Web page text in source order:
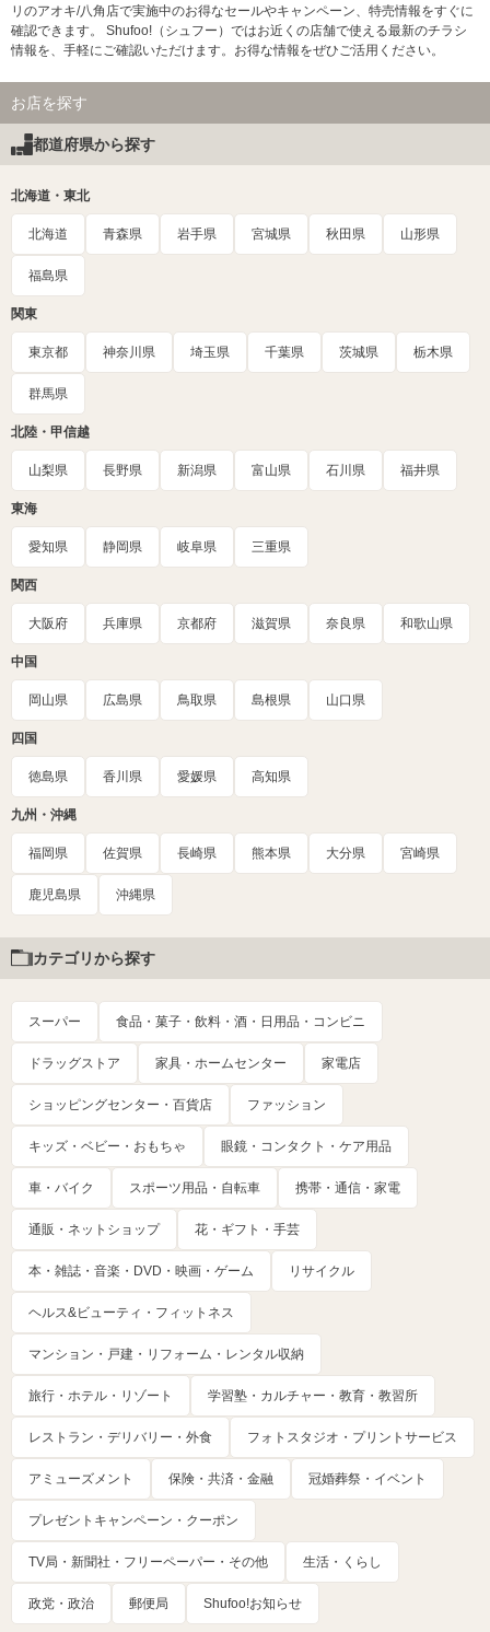
リのアオキ/八角店で実施中のお得なセールやキャンペーン、特売情報をすぐに
確認できます。 Shufoo!（シュフー）ではお近くの店舗で使える最新のチラシ
情報を、手軽にご確認いただけます。お得な情報をぜひご活用ください。
お店を探す
都道府県から探す
北海道・東北
北海道 青森県 岩手県 宮城県 秋田県 山形県
福島県
関東
東京都 神奈川県 埼玉県 千葉県 茨城県 栃木県
群馬県
北陸・甲信越
山梨県 長野県 新潟県 富山県 石川県 福井県
東海
愛知県 静岡県 岐阜県 三重県
関西
大阪府 兵庫県 京都府 滋賀県 奈良県 和歌山県
中国
岡山県 広島県 鳥取県 島根県 山口県
四国
徳島県 香川県 愛媛県 高知県
九州・沖縄
福岡県 佐賀県 長崎県 熊本県 大分県 宮崎県
鹿児島県 沖縄県
カテゴリから探す
スーパー 食品・菓子・飲料・酒・日用品・コンビニ
ドラッグストア 家具・ホームセンター 家電店
ショッピングセンター・百貨店 ファッション
キッズ・ベビー・おもちゃ 眼鏡・コンタクト・ケア用品
車・バイク スポーツ用品・自転車 携帯・通信・家電
通販・ネットショップ 花・ギフト・手芸
本・雑誌・音楽・DVD・映画・ゲーム リサイクル
ヘルス&ビューティ・フィットネス
マンション・戸建・リフォーム・レンタル収納
旅行・ホテル・リゾート 学習塾・カルチャー・教育・教習所
レストラン・デリバリー・外食 フォトスタジオ・プリントサービス
アミューズメント 保険・共済・金融 冠婚葬祭・イベント
プレゼントキャンペーン・クーポン
TV局・新聞社・フリーペーパー・その他 生活・くらし
政党・政治 郵便局 Shufoo!お知らせ